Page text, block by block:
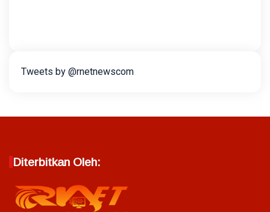
Tweets by @rnetnewscom
Diterbitkan Oleh: